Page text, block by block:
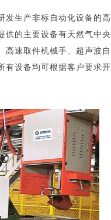
发生产非标自动化设备的高
供的主要设备有天然气中央
高速取件机械手、超声波自
有设备均可根据客户要求开